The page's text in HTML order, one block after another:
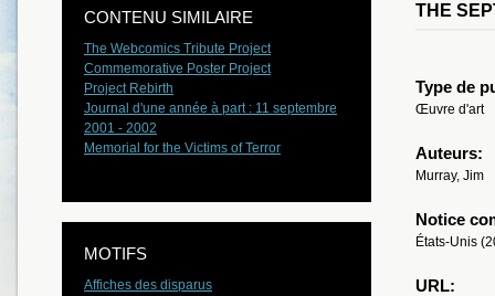
THE
Type de
Œuvre d'art
Auteurs:
Murray, Jim
Notice
États-Unis
URL:
CONTENU SIMILAIRE
The Webcomics Tribute Project
Commemorative Poster Project
Project Rebirth
Journal d'une année à part : 11 septembre
2001 - 2002
Memorial for the Victims of Terror
MOTIFS
Affiches des disparus